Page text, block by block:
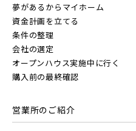
夢があるからマイホーム
資金計画を立てる
条件の整理
会社の選定
オープンハウス実施中に行く
購入前の最終確認
営業所のご紹介